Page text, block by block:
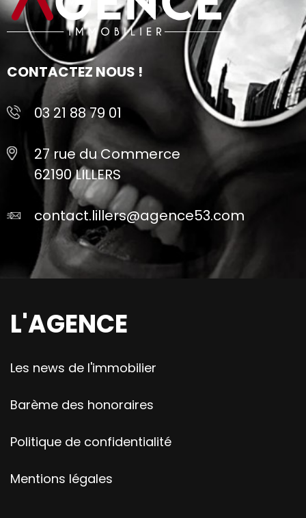
CONTACTEZ NOUS !
03 21 88 79 01
27 rue du Commerce
62190 LILLERS
contact.lillers@agence53.com
L'AGENCE
Les news de l'immobilier
Barème des honoraires
Politique de confidentialité
Mentions légales